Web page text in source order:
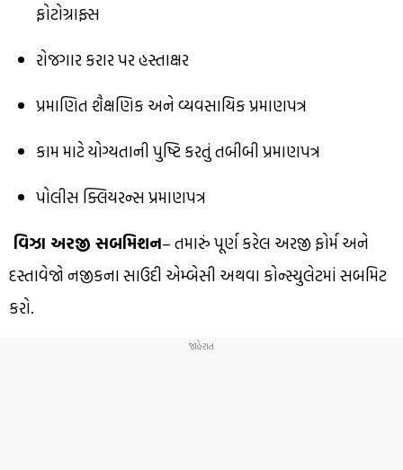
ફોટોગ્રાફ્સ
રોજગાર કરાર પર હસ્તાક્ષર
પ્રમાણિત શૈક્ષણિક અને વ્યવસાયિક પ્રમાણપત્ર
કામ માટે યોગ્યતાની પુષ્ટિ કરતું તબીબી પ્રમાણપત્ર
પોલીસ ક્લિયરન્સ પ્રમાણપત્ર
વિઝા અરજી સબમિશન– તમારું પૂર્ણ કરેલ અરજી ફોર્મ અને
દસ્તાવેજો નજીકના સાઉદી એમ્બેસી અથવા કોન્સ્યુલેટમાં સબમિટ
કરો.